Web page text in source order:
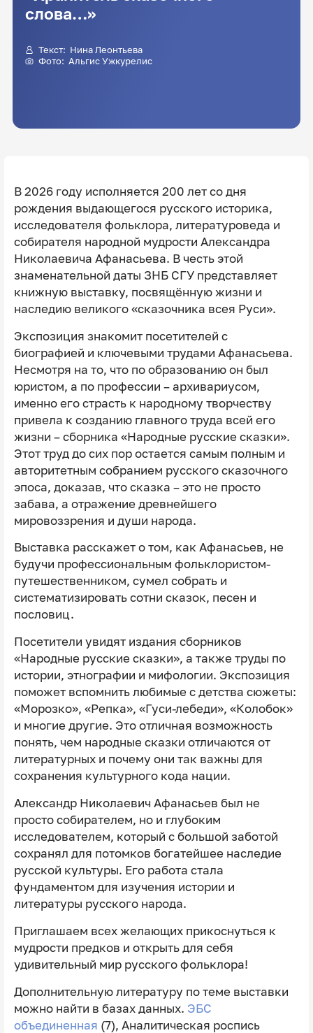
слова…»
Текст: Нина Леонтьева
Фото: Альгис Ужкурелис
В 2026 году исполняется 200 лет со дня
рождения выдающегося русского историка,
исследователя фольклора, литературоведа и
собирателя народной мудрости Александра
Николаевича Афанасьева. В честь этой
знаменательной даты ЗНБ СГУ представляет
книжную выставку, посвящённую жизни и
наследию великого «сказочника всея Руси».
Экспозиция знакомит посетителей с
биографией и ключевыми трудами Афанасьева.
Несмотря на то, что по образованию он был
юристом, а по профессии – архивариусом,
именно его страсть к народному творчеству
привела к созданию главного труда всей его
жизни – сборника «Народные русские сказки».
Этот труд до сих пор остается самым полным и
авторитетным собранием русского сказочного
эпоса, доказав, что сказка – это не просто
забава, а отражение древнейшего
мировоззрения и души народа.
Выставка расскажет о том, как Афанасьев, не
будучи профессиональным фольклористом-
путешественником, сумел собрать и
систематизировать сотни сказок, песен и
пословиц.
Посетители увидят издания сборников
«Народные русские сказки», а также труды по
истории, этнографии и мифологии. Экспозиция
поможет вспомнить любимые с детства сюжеты:
«Морозко», «Репка», «Гуси-лебеди», «Колобок»
и многие другие. Это отличная возможность
понять, чем народные сказки отличаются от
литературных и почему они так важны для
сохранения культурного кода нации.
Александр Николаевич Афанасьев был не
просто собирателем, но и глубоким
исследователем, который с большой заботой
сохранял для потомков богатейшее наследие
русской культуры. Его работа стала
фундаментом для изучения истории и
литературы русского народа.
Приглашаем всех желающих прикоснуться к
мудрости предков и открыть для себя
удивительный мир русского фольклора!
Дополнительную литературу по теме выставки
можно найти в базах данных. ЭБС
объединенная (7), Аналитическая роспись